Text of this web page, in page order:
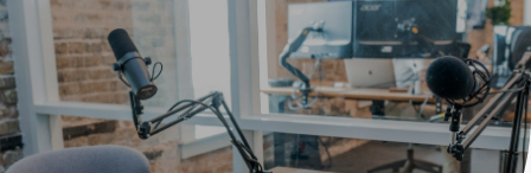
организации
Т
З
Ы
В
Ы
Н
С
А
Т